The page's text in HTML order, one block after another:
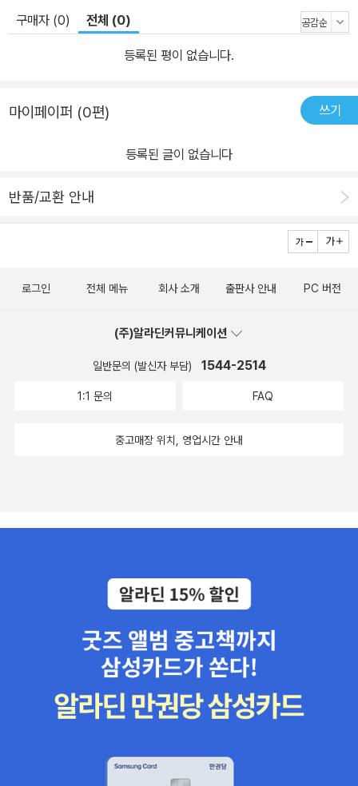
구매자 (0) 전체 (0)
등록된 평이 없습니다.
마이페이퍼 (0편) 쓰기
등록된 글이 없습니다
반품/교환 안내
로그인 전체 메뉴 회사 소개 출판사 안내 PC 버전
(주)알라딘커뮤니케이션
일반문의 (발신자 부담) 1544-2514
1:1 문의 FAQ
중고매장 위치, 영업시간 안내